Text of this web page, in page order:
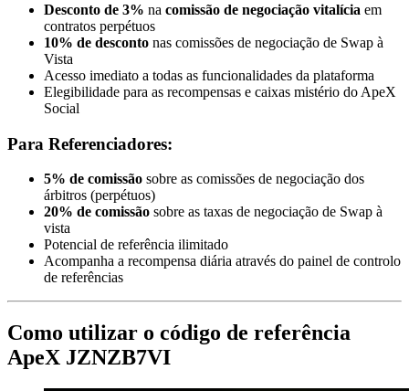
Desconto de 3% na comissão de negociação vitalícia em
contratos perpétuos
10% de desconto nas comissões de negociação de Swap à
Vista
Acesso imediato a todas as funcionalidades da plataforma
Elegibilidade para as recompensas e caixas mistério do ApeX
Social
Para Referenciadores:
5% de comissão sobre as comissões de negociação dos
árbitros (perpétuos)
20% de comissão sobre as taxas de negociação de Swap à
vista
Potencial de referência ilimitado
Acompanha a recompensa diária através do painel de controlo
de referências
Como utilizar o código de referência
ApeX JZNZB7VI